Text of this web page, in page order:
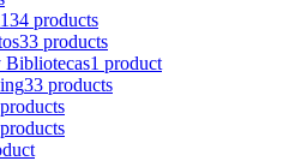
134 products
33 products
Bibliotecas1 product
33 products